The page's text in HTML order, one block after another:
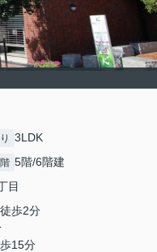
3LDK
5階/6階建
目
徒歩2分
15分